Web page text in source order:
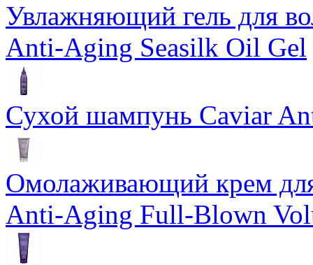
Увлажняющий гель для
Anti-Aging Seasilk Oil Gel
Сухой шампунь Caviar
Омолаживающий крем
Anti-Aging Full-Blown